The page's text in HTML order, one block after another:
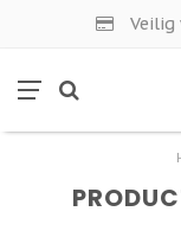
Veilig